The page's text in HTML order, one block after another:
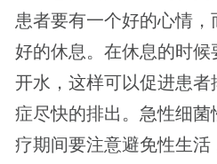
患者要有一个好的心情
好的休息。在休息的时候
开水，这样可以促进患者
症尽快的排出。急性细
疗期间要注意避免性生